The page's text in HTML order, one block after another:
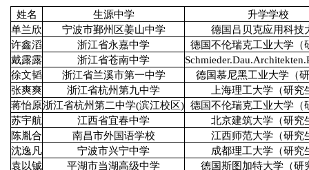
姓名 生源中学
升学学校
单兰欣
宁波市鄞州区姜山中学
德国吕贝克应用科技
许鑫滔
浙江省永嘉中学
德国不伦瑞克工业大学（
戴露露
浙江省苍南中学
徐文韬
浙江省兰溪市第一中学
德国慕尼黑工业大学（
张爽爽
浙江省杭州第九中学
上海理工大学（研究
蒋怡原浙江省杭州第二中学(滨江校区) 德国不伦瑞克工业大学（
苏宇航
江西省宜春中学
北京建筑大学（研究
陈胤合
南昌市外国语学校
江西师范大学（研究
沈逸凡
宁波市兴宁中学
成都理工大学（研究
袁以铖
平湖市当湖高级中学 德国斯图加特大学（研